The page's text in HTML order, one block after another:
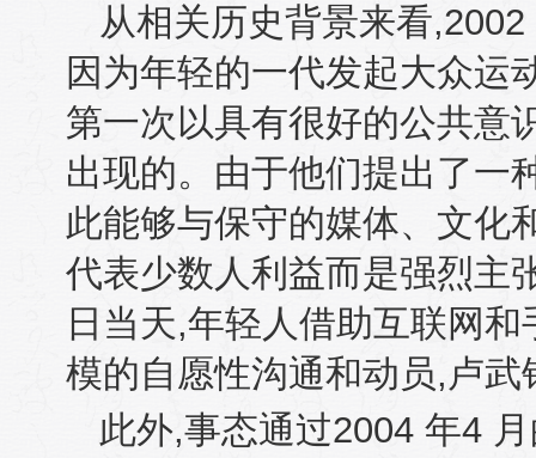
从相关历史背景来看,2002
因为年轻的一代发起大众运
第一次以具有很好的公共意
出现的。由于他们提出了一
此能够与保守的媒体、文化
代表少数人利益而是强烈主
日当天,年轻人借助互联网
模的自愿性沟通和动员, 卢武
此外,事态通过2004 年4